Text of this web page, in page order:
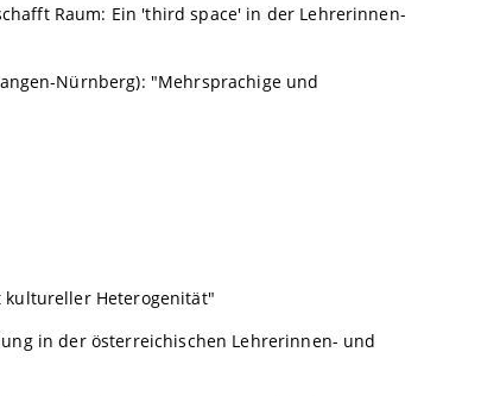
Raum: Ein 'third space' in der Lehrerinnen-
Nürnberg): "Mehrsprachige und
kultureller Heterogenität"
in der österreichischen Lehrerinnen- und